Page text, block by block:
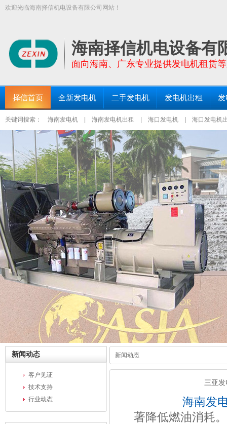
欢迎光临海南择信机电设备有限公司网站！
三亚发电机出租、琼海发电机出租等区域均设有仓库和服务点！
海南择信机电设备有
面向海南、广东专业提供发电机租赁
择信首页 全新发电机 二手发电机 发电机出租
关键词搜索： 海南发电机 海南发电机出租 海口发电机 海口发电机
新闻动态
客户见证
技术支持
行业动态
新闻动态
三亚
海南发
著降低燃油消耗